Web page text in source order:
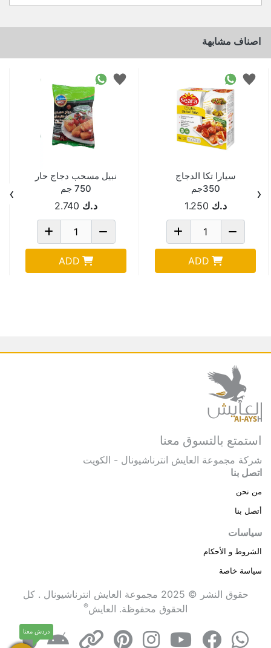
اصناف مشابهة
سيارا تكا الدجاج
350جم
د.ك 1.250
ADD
نبيل مسحب دجاج حار
750 جم
د.ك 2.740
ADD
‹
›
استمتع بالتسوق معنا
شركة مجموعة العايش انترناشيونال - الكويت
اتصل بنا
من نحن
أتصل بنا
سياسات
الشروط و الأحكام
سياسة خاصة
حقوق النشر © 2025 مجموعة العايش انترناشيونال . كل
الحقوق محفوظة. العايش®
دردش معنا